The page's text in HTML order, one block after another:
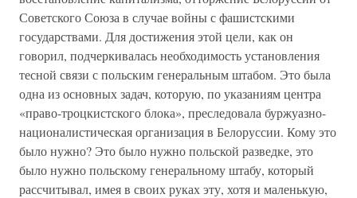
Советского Союза в случае войны с фашистскими
государствами. Для достижения этой цели, как он
говорил, подчеркивалась необходимость установления
тесной связи с польским генеральным штабом. Это была
одна из основных задач, которую, по указаниям центра
«право-троцкистского блока», преследовала буржуазно-
националистическая организация в Белоруссии. Кому это
было нужно? Это было нужно польской разведке, это
было нужно польскому генеральному штабу, который
рассчитывал, имея в своих руках эту, хотя и маленькую,